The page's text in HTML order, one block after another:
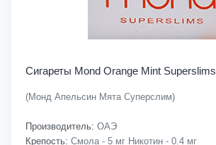
Сигареты Mond Orange Mint Superslims
(Монд Апельсин Мята Суперслим)
Производитель: ОАЭ
Крепость: Смола - 5 мг Никотин - 0.4 мг